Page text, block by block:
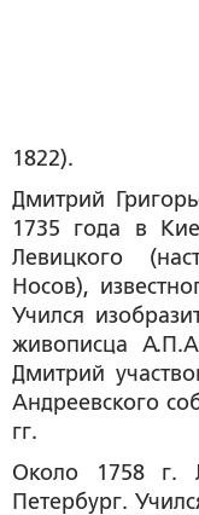
1822).
Дмитрий
1735 года в
Левицкого
Носов),
Учился
живописца
Дмитрий
Андреевского
гг.
Около 1758 г.
Петербург.